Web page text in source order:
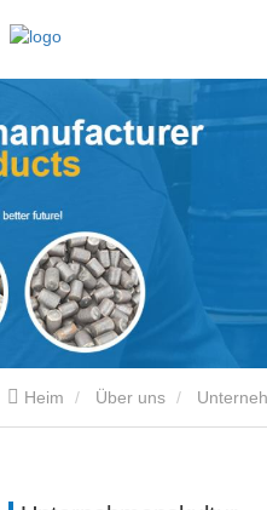
Heim Über uns